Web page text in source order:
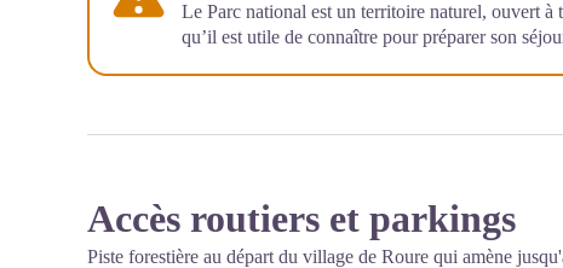
Le Parc national est un territoire naturel, ouvert à
qu’il est utile de connaître pour préparer son
Accès routiers et parkings
Piste forestière au départ du village de Roure qui amène